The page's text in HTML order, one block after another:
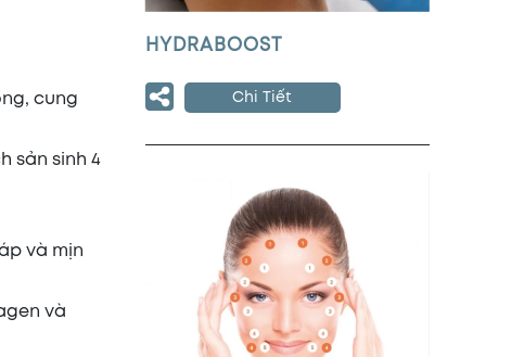
cung
sản sinh 4
và mịn
và
HYDRABOOST
Chi Tiết